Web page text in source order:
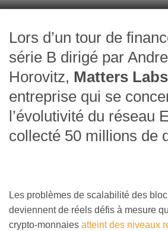
Lors d’un tour de
série B dirigé par
Horovitz, Matters Labs
entreprise qui se
l’évolutivité du réseau
collecté 50 millions de
Les problèmes de scalabilité des
deviennent de réels défis à mesure
crypto-monnaies atteint des niveaux